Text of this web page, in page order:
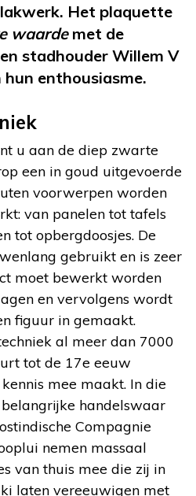
Het plaquette
waardemet de
stadhouder Willem V
enthousiasme.
u aan de diep zwarte
een in goud uitgevoerde
voorwerpen worden
van panelen tot tafels
tot opbergdoosjes. De
gebruikt en is zeer
moet bewerkt worden
en vervolgens wordt
figuur in gemaakt.
al meer dan 7000
tot de 17e eeuw
mee maakt. In die
handelswaar
Compagnie
nemen massaal
van thuis mee die zij in
laten vereeuwigen met